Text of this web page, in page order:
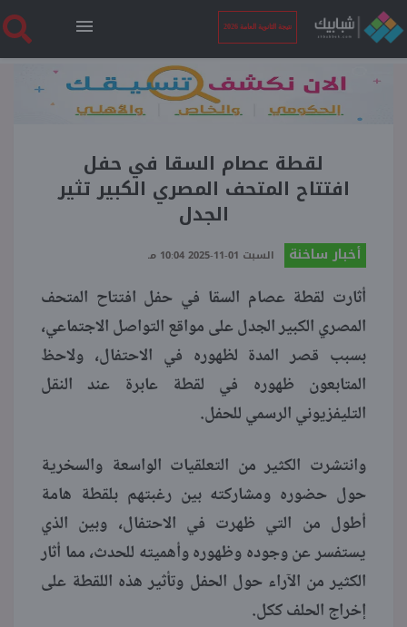
نتيجة الثانوية العامة 2026
الرئيسية
نتيجة الثانوية العامة 2026
أخبار ساخنة
بوابة الطلبة
ملفات
لقطة عصام السقا في حفل
افتتاح المتحف المصري الكبير تثير
الجدل
أخبار ساخنة السبت 01-11-2025 10:04 مـ
أثارت لقطة عصام السقا في حفل افتتاح المتحف
المصري الكبير الجدل على مواقع التواصل الاجتماعي،
بسبب قصر المدة لظهوره في الاحتفال، ولاحظ
المتابعون ظهوره في لقطة عابرة عند النقل
التليفزيوني الرسمي للحفل.
وانتشرت الكثير من التعلقيات الواسعة والسخرية
حول حضوره ومشاركته بين رغبتهم بلقطة هامة
أطول من التي ظهرت في الاحتفال، وبين الذي
يستفسر عن وجوده وظهوره وأهميته للحدث، مما أثار
الكثير من الآراء حول الحفل وتأثير هذه اللقطة على
إخراج الحلف ككل.